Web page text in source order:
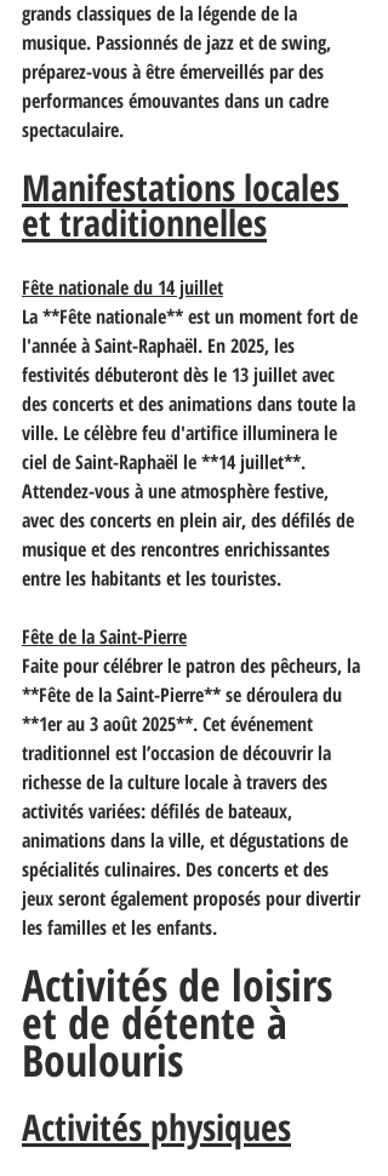
grands classiques de la légende de la
musique. Passionnés de jazz et de swing,
préparez-vous à être émerveillés par des
performances émouvantes dans un cadre
spectaculaire.
Manifestations locales
et traditionnelles
Fête nationale du 14 juillet
La **Fête nationale** est un moment fort de
l'année à Saint-Raphaël. En 2025, les
festivités débuteront dès le 13 juillet avec
des concerts et des animations dans toute la
ville. Le célèbre feu d'artifice illuminera le
ciel de Saint-Raphaël le **14 juillet**.
Attendez-vous à une atmosphère festive,
avec des concerts en plein air, des défilés de
musique et des rencontres enrichissantes
entre les habitants et les touristes.
Fête de la Saint-Pierre
Faite pour célébrer le patron des pêcheurs, la
**Fête de la Saint-Pierre** se déroulera du
**1er au 3 août 2025**. Cet événement
traditionnel est l’occasion de découvrir la
richesse de la culture locale à travers des
activités variées: défilés de bateaux,
animations dans la ville, et dégustations de
spécialités culinaires. Des concerts et des
jeux seront également proposés pour divertir
les familles et les enfants.
Activités de loisirs
et de détente à
Boulouris
Activités physiques